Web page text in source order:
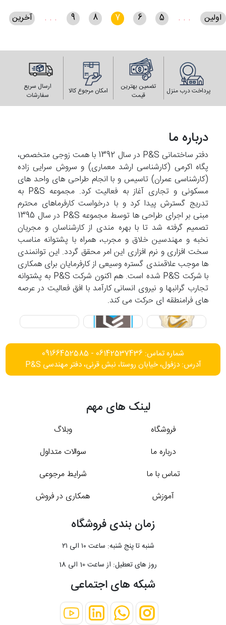
اولین . . .
5
6
7
8
9
. . . آخرین
پرداخت درب منزل
تضمین بهترین
قیمت
امکان مرجوع کالا
ارسال سریع
سفارشات
درباره ما
دفتر ساختمانی P&S در سال 1392 با همت زوجی متخصص،
پگاه اکرمی (کارشناسی ارشد معماری) و سروش سرایی زاده
(کارشناسی عمران) تاسیس و با انجام طراحی های واحد های
مسکونی و تجاری آغاز به فعالیت کرد. مجموعه P&S به
تدریج گسترش پیدا کرد و با درخواست کارفرماهای محترم
مبنی بر اجرای طراحی ها توسط مجموعه P&S در سال 1395
تصمیم گرفته شد تا با بهره مندی از کارشناسان و مجریان
نخبه و مهندسین خلاق و مجرب، همراه با پشتوانه مناسب
سخت افزاری و نرم افزاری این امر محقق گردد. این توانمندی
ها موجب علاقمندی گستره وسیعی از کارفرمایان برای همکاری
با شرکت P&S شده است. هم اکنون شرکت P&S به پشتوانه
تجارب گرانبها و نیروی انسانی کارآمد با افق فعالیت در عرصه
های فرامنطقه ای حرکت می کند.
شماره تماس: 06142537436 - 09166452585
آدرس: دزفول، خیابان روستا، نبش قرنی، دفتر مهندسی P&S
لینک های مهم
فروشگاه
وبلاگ
درباره ما
سوالات متداول
تماس با ما
شرایط مرجوعی
آموزش
همکاری در فروش
زمان بندی فروشگاه
شنبه تا پنج شنبه: ساعت ۱۰ الی ۲۱
روز های تعطیل: از ساعت 10 الی 18
شبکه های اجتماعی